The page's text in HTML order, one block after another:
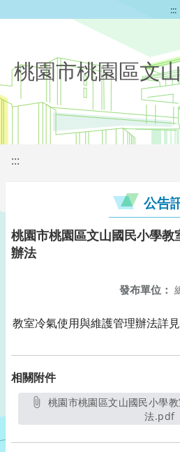
:::
桃園市桃園區文
:::
公告
桃園市桃園區文山國民小學教
辦法
發布單位：
教室冷氣使用與維護管理辦法詳見
相關附件
法.pdf